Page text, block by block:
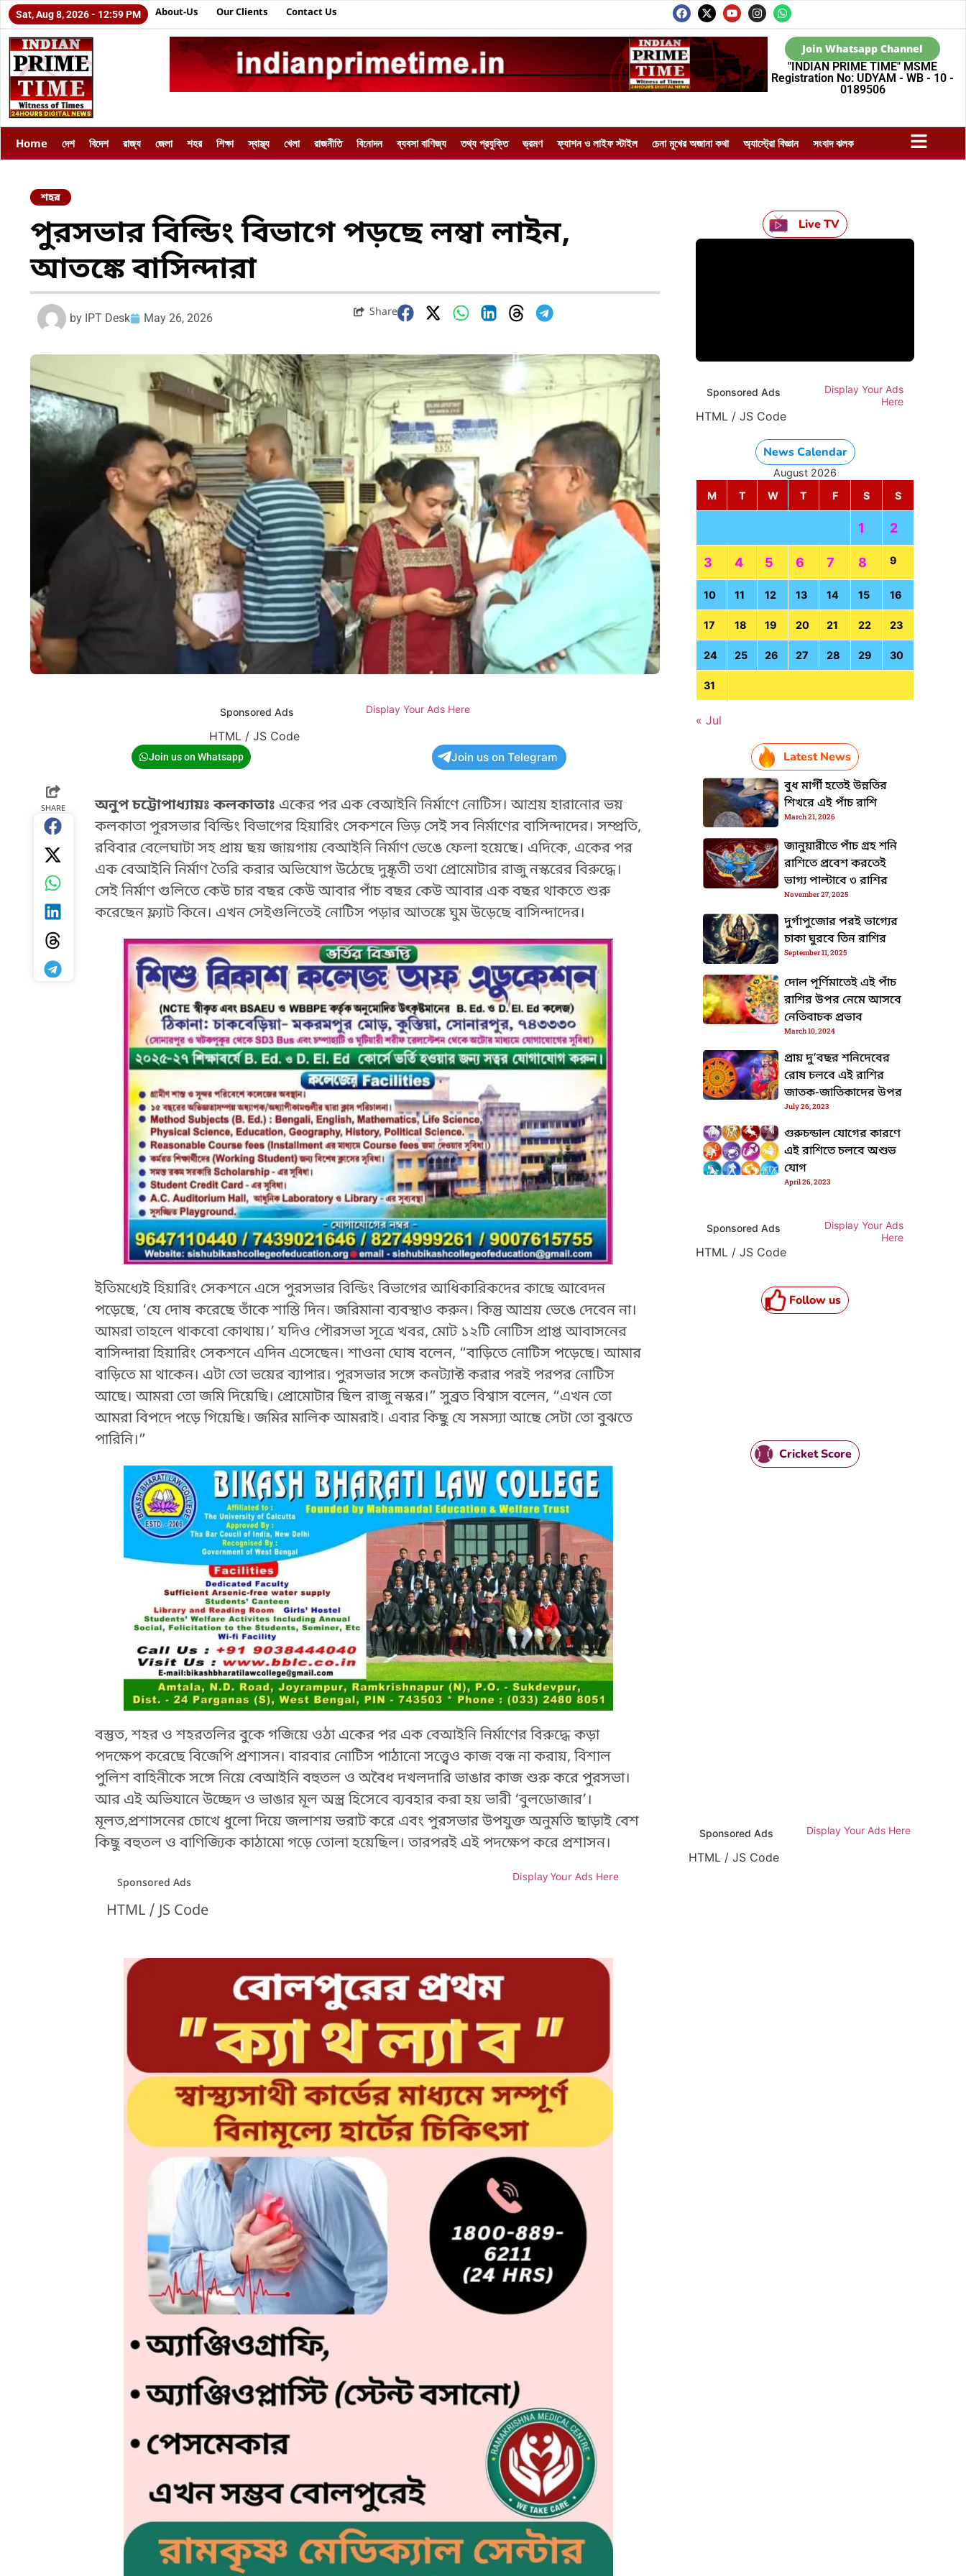
Sat, Aug 8, 2026 - 12:59 PM About-Us Our Clients Contact Us
Join Whatsapp Channel
"INDIAN PRIME TIME" MSME
Registration No: UDYAM - WB - 10 -
0189506
Home দেশ বিদেশ রাজ্য জেলা শহর শিক্ষা স্বাস্থ্য খেলা রাজনীতি বিনোদন ব্যবসা বাণিজ্য তথ্য প্রযুক্তি ভ্রমণ ফ্যাশন ও লাইফ স্টাইল চেনা মুখের অজানা কথা অ্যাস্ট্রো বিজ্ঞান সংবাদ ঝলক
শহর
পুরসভার বিল্ডিং বিভাগে পড়ছে লম্বা লাইন,
আতঙ্কে বাসিন্দারা
by IPT Desk May 26, 2026
Share
Sponsored Ads Display Your Ads Here
HTML / JS Code
Join us on Whatsapp Join us on Telegram
SHARE অনুপ চট্টোপাধ্যায়ঃ কলকাতাঃ একের পর এক বেআইনি নির্মাণে নোটিস। আশ্রয় হারানোর ভয়
কলকাতা পুরসভার বিল্ডিং বিভাগের হিয়ারিং সেকশনে ভিড় সেই সব নির্মাণের বাসিন্দাদের। সম্প্রতি,
রবিবার বেলেঘাটা সহ প্রায় ছয় জায়গায় বেআইনি নির্মাণ ভেঙে ফেলা হয়েছে। এদিকে, একের পর
এক বেআইনি নির্মাণ তৈরি করার অভিযোগ উঠেছে দুষ্কৃতী তথা প্রোমোটার রাজু নস্করের বিরুদ্ধে।
সেই নির্মাণ গুলিতে কেউ চার বছর কেউ আবার পাঁচ বছর কেউ আবার এক বছর থাকতে শুরু
করেছেন ফ্ল্যাট কিনে। এখন সেইগুলিতেই নোটিস পড়ার আতঙ্কে ঘুম উড়েছে বাসিন্দাদের।
ইতিমধ্যেই হিয়ারিং সেকশনে এসে পুরসভার বিল্ডিং বিভাগের আধিকারিকদের কাছে আবেদন
পড়েছে, ‘যে দোষ করেছে তাঁকে শাস্তি দিন। জরিমানা ব্যবস্থাও করুন। কিন্তু আশ্রয় ভেঙে দেবেন না।
আমরা তাহলে থাকবো কোথায়।’ যদিও পৌরসভা সূত্রে খবর, মোট ১২টি নোটিস প্রাপ্ত আবাসনের
বাসিন্দারা হিয়ারিং সেকশনে এদিন এসেছেন। শাওনা ঘোষ বলেন, “বাড়িতে নোটিস পড়েছে। আমার
বাড়িতে মা থাকেন। এটা তো ভয়ের ব্যাপার। পুরসভার সঙ্গে কনট্যাক্ট করার পরই পরপর নোটিস
আছে। আমরা তো জমি দিয়েছি। প্রোমোটার ছিল রাজু নস্কর।” সুব্রত বিশ্বাস বলেন, “এখন তো
আমরা বিপদে পড়ে গিয়েছি। জমির মালিক আমরাই। এবার কিছু যে সমস্যা আছে সেটা তো বুঝতে
পারিনি।”
বস্তুত, শহর ও শহরতলির বুকে গজিয়ে ওঠা একের পর এক বেআইনি নির্মাণের বিরুদ্ধে কড়া
পদক্ষেপ করেছে বিজেপি প্রশাসন। বারবার নোটিস পাঠানো সত্ত্বেও কাজ বন্ধ না করায়, বিশাল
পুলিশ বাহিনীকে সঙ্গে নিয়ে বেআইনি বহুতল ও অবৈধ দখলদারি ভাঙার কাজ শুরু করে পুরসভা।
আর এই অভিযানে উচ্ছেদ ও ভাঙার মূল অস্ত্র হিসেবে ব্যবহার করা হয় ভারী ‘বুলডোজার’।
মূলত,প্রশাসনের চোখে ধুলো দিয়ে জলাশয় ভরাট করে এবং পুরসভার উপযুক্ত অনুমতি ছাড়াই বেশ
কিছু বহুতল ও বাণিজ্যিক কাঠামো গড়ে তোলা হয়েছিল। তারপরই এই পদক্ষেপ করে প্রশাসন।
Sponsored Ads Display Your Ads Here
HTML / JS Code
Live TV
Sponsored Ads
Display Your Ads
Here
HTML / JS Code HTML / JS Code
News Calendar
August 2026
M
T W T F S S
1 2
3 4 5 6 7 8 9
10 11 12 13 14 15 16
17 18 19 20 21 22 23
24 25 26 27 28 29 30
31
« Jul
Latest News
বুধ মার্গী হতেই উন্নতির
শিখরে এই পাঁচ রাশি
March 21, 2026
জানুয়ারীতে পাঁচ গ্রহ শনি
রাশিতে প্রবেশ করতেই
ভাগ্য পাল্টাবে ৩ রাশির
November 27, 2025
দুর্গাপুজোর পরই ভাগ্যের
চাকা ঘুরবে তিন রাশির
September 11, 2025
দোল পূর্ণিমাতেই এই পাঁচ
রাশির উপর নেমে আসবে
নেতিবাচক প্রভাব
March 10, 2024
প্রায় দু’বছর শনিদেবের
রোষ চলবে এই রাশির
জাতক-জাতিকাদের উপর
July 26, 2023
গুরুচন্ডাল যোগের কারণে
এই রাশিতে চলবে অশুভ
যোগ
April 26, 2023
Sponsored Ads
Display Your Ads
Here
HTML / JS Code HTML / JS Code
Follow us
Cricket Score
Sponsored Ads Display Your Ads Here
HTML / JS Code